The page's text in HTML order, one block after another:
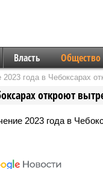
Власть Общество
2023 года в Чебоксарах
откроют